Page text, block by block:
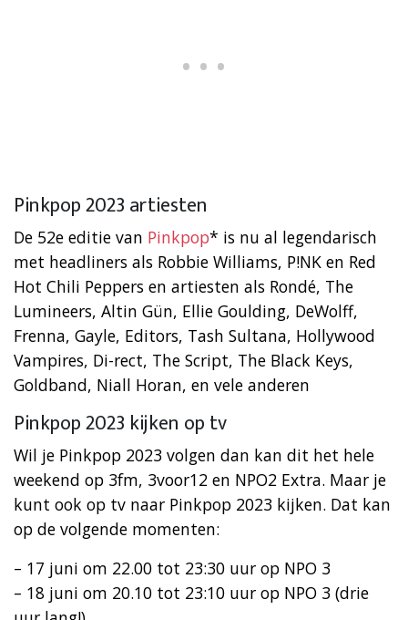
Pinkpop 2023 artiesten
De 52e editie van Pinkpop* is nu al legendarisch
met headliners als Robbie Williams, P!NK en Red
Hot Chili Peppers en artiesten als Rondé, The
Lumineers, Altin Gün, Ellie Goulding, DeWolff,
Frenna, Gayle, Editors, Tash Sultana, Hollywood
Vampires, Di-rect, The Script, The Black Keys,
Goldband, Niall Horan, en vele anderen
Pinkpop 2023 kijken op tv
Wil je Pinkpop 2023 volgen dan kan dit het hele
weekend op 3fm, 3voor12 en NPO2 Extra. Maar je
kunt ook op tv naar Pinkpop 2023 kijken. Dat kan
op de volgende momenten:
– 17 juni om 22.00 tot 23:30 uur op NPO 3
– 18 juni om 20.10 tot 23:10 uur op NPO 3 (drie